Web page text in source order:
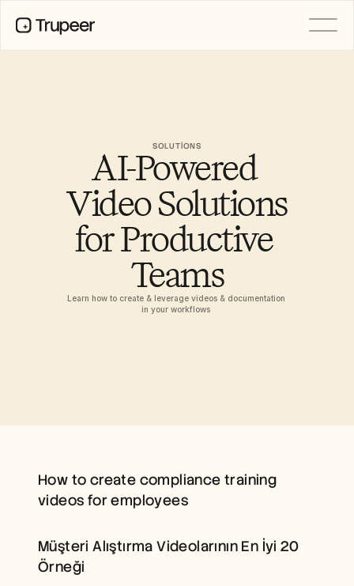
SOLUTIONS
AI-Powered
Video Solutions
for Productive
Teams
Learn how to create & leverage videos & documentation
in your workflows
COMPLIANCE TRAINING
VIDEOS FOR EMPLOYEES
How to create compliance training
videos for employees
VIDEOLARININ EN İYI 20
ÖRNEĞI
Müşteri Alıştırma Videolarının En İyi 20
Örneği
Customer Stories
AI Screen Recording
Trust Center
Product Marketing
Customer Success
Training